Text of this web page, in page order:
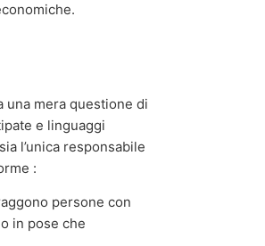
una mera questione di
e linguaggi
l’unica responsabile
:
persone con
in pose che